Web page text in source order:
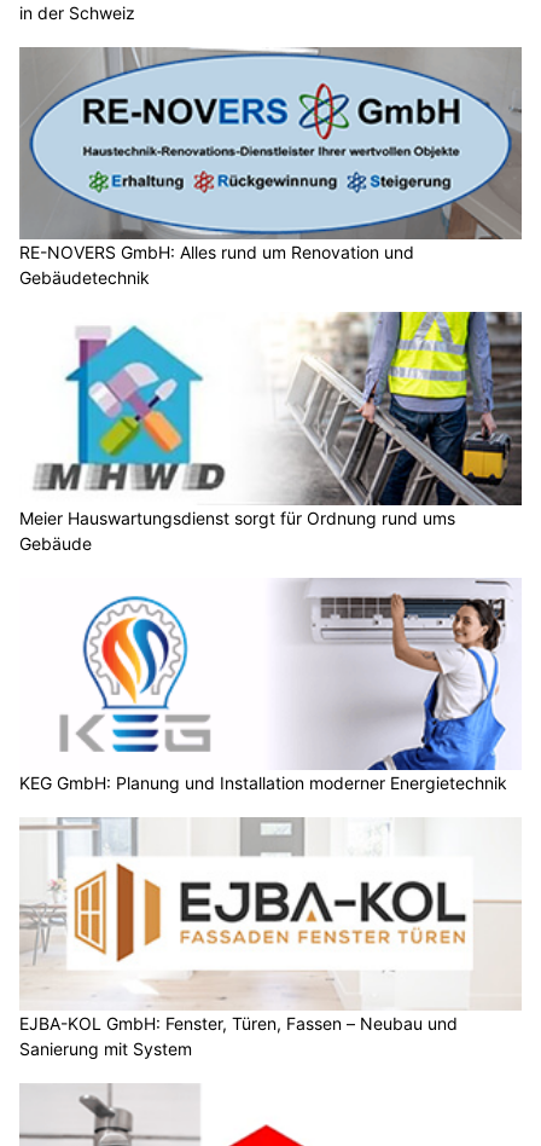
in der Schweiz
RE-NOVERS GmbH: Alles rund um Renovation und
Gebäudetechnik
Meier Hauswartungsdienst sorgt für Ordnung rund ums
Gebäude
KEG GmbH: Planung und Installation moderner Energietechnik
EJBA-KOL GmbH: Fenster, Türen, Fassen – Neubau und
Sanierung mit System